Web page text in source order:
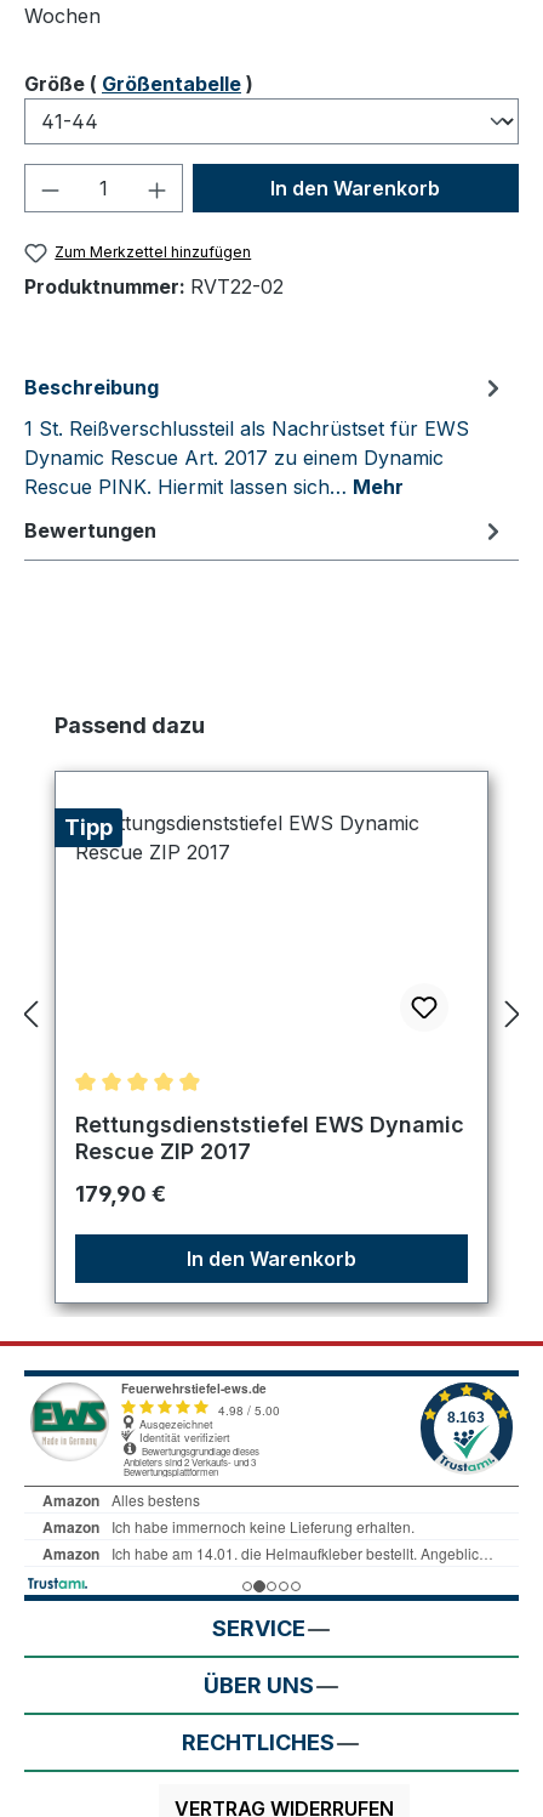
Wochen
Größeauswählen
( Größentabelle )
Produkt Anzahl: Gib denIn den Warenkorb
Zum Merkzettel hinzufügen
Produktnummer: RVT22-02
Beschreibung
1 St. Reißverschlussteil als Nachrüstset für EWS
Dynamic Rescue Art. 2017 zu einem Dynamic
Rescue PINK. Hiermit lassen sich… Mehr
Bewertungen
Produktgalerie überspringen
Passend dazu
Tipp
Durchschnittliche Bewertung von 4.89 von 5
Rettungsdienststiefel EWS Dynamic
Rescue ZIP 2017
Regulärer Preis:
179,90 €
In den Warenkorb
SERVICE
ÜBER UNS
RECHTLICHES
VERTRAG WIDERRUFEN